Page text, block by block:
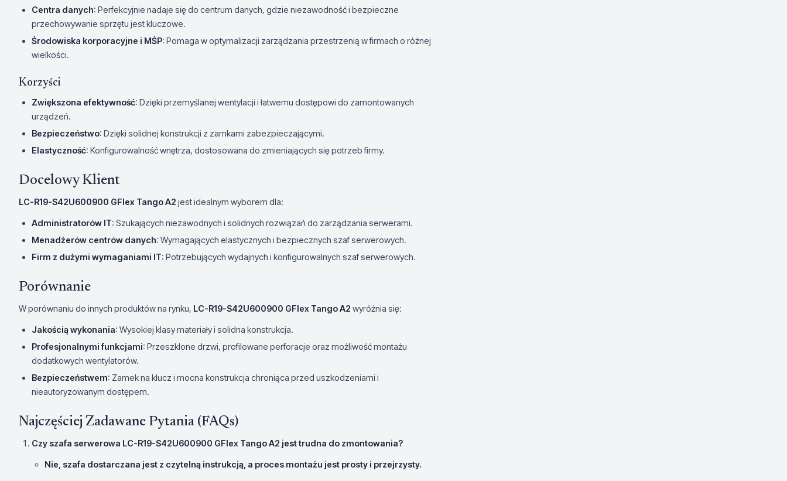
Centra danych: Perfekcyjnie nadaje się do centrum danych, gdzie niezawodność i bezpieczne
przechowywanie sprzętu jest kluczowe.
Środowiska korporacyjne i MŚP: Pomaga w optymalizacji zarządzania przestrzenią w firmach o różnej
wielkości.
Korzyści
Zwiększona efektywność: Dzięki przemyślanej wentylacji i łatwemu dostępowi do zamontowanych
urządzeń.
Bezpieczeństwo: Dzięki solidnej konstrukcji z zamkami zabezpieczającymi.
Elastyczność: Konfigurowalność wnętrza, dostosowana do zmieniających się potrzeb firmy.
Docelowy Klient
LC-R19-S42U600900 GFlex Tango A2 jest idealnym wyborem dla:
Administratorów IT: Szukających niezawodnych i solidnych rozwiązań do zarządzania serwerami.
Menadżerów centrów danych: Wymagających elastycznych i bezpiecznych szaf serwerowych.
Firm z dużymi wymaganiami IT: Potrzebujących wydajnych i konfigurowalnych szaf serwerowych.
Porównanie
W porównaniu do innych produktów na rynku, LC-R19-S42U600900 GFlex Tango A2 wyróżnia się:
Jakością wykonania: Wysokiej klasy materiały i solidna konstrukcja.
Profesjonalnymi funkcjami: Przeszklone drzwi, profilowane perforacje oraz możliwość montażu
dodatkowych wentylatorów.
Bezpieczeństwem: Zamek na klucz i mocna konstrukcja chroniąca przed uszkodzeniami i
nieautoryzowanym dostępem.
Najczęściej Zadawane Pytania (FAQs)
Czy szafa serwerowa LC-R19-S42U600900 GFlex Tango A2 jest trudna do zmontowania?
Nie, szafa dostarczana jest z czytelną instrukcją, a proces montażu jest prosty i przejrzysty.